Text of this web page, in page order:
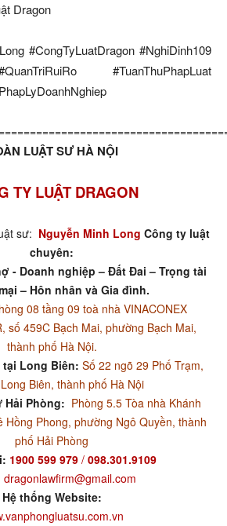
Dragon
#CongTyLuatDragon #NghiDinh109
#TuanThuPhapLuat
LUẬT SƯ HÀ NỘI
TY LUẬT DRAGON
sư: Nguyễn Minh Long Công ty luật
chuyên:
- Doanh nghiệp – Đất Đai – Trọng tài
– Hôn nhân và Gia đình.
08 tầng 09 toà nhà VINACONEX
số 459C Bạch Mai, phường Bạch Mai,
thành phố Hà Nội.
Long Biên: Số 22 ngõ 29 Phố Trạm,
Biên, thành phố Hà Nội
Hải Phòng: Phòng 5.5 Tòa nhà Khánh
Hồng Phong, phường Ngô Quyền, thành
phố Hải Phòng
1900 599 979/ 098.301.9109
dragonlawfirm@gmail.com
Hệ thống Website: